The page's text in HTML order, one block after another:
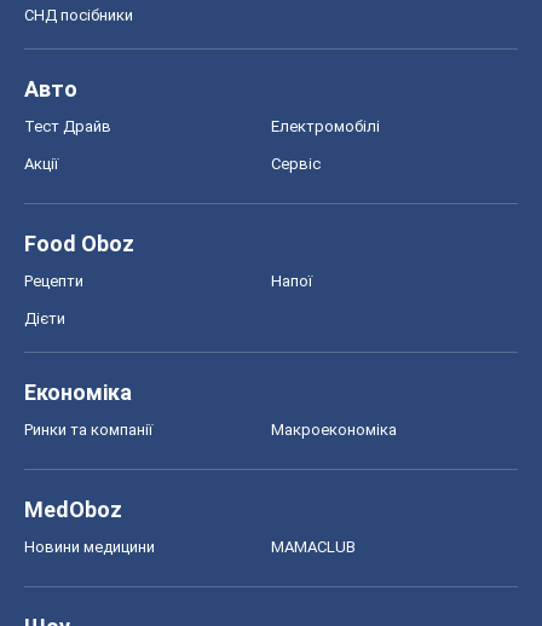
СНД посібники
Авто
Тест Драйв Електромобілі
Акції Сервіс
Food Oboz
Рецепти Напої
Дієти
Економіка
Ринки та компанії Макроекономіка
MedOboz
Новини медицини MAMACLUB